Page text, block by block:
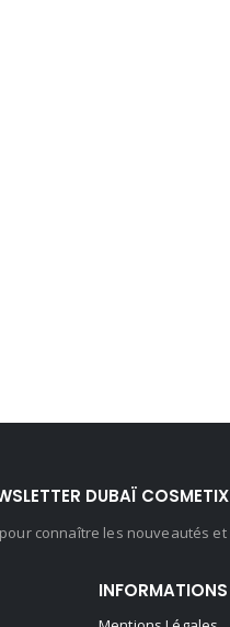
DUBAÏ COSMETIX
connaître les nouveautés et
INFORMATIONS